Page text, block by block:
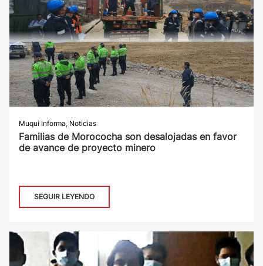
Muqui Informa, Noticias
Familias de Morococha son desalojadas en favor
de avance de proyecto minero
SEGUIR LEYENDO